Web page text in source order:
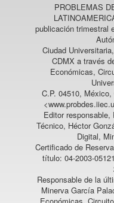
PROBLEMAS
publicación trimestral
Ciudad
CDMX a través
Económicas,
C.P. 04510,
Editor
Técnico, Héctor
Digital,
Certificado de
título: 04-2003-
Responsable de la
Minerva García